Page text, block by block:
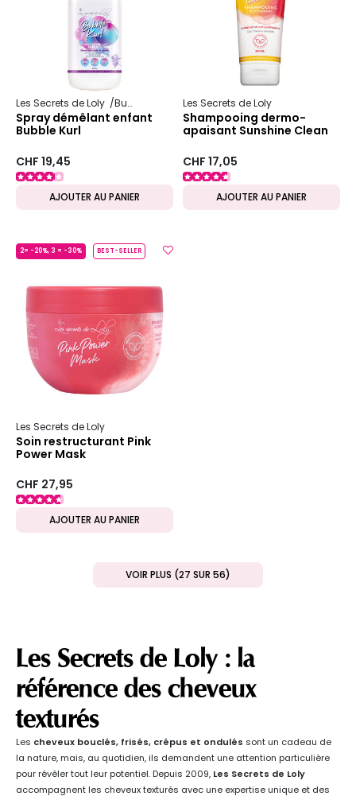
Les Secrets de Loly Bubble
Spray démêlant enfant
Bubble Kurl
CHF 19,45
AJOUTER AU PANIER
Les Secrets de Loly
Shampooing dermo-
apaisant Sunshine Clean
CHF 17,05
AJOUTER AU PANIER
2= -20%, 3 = -30% BEST-SELLER
Les Secrets de Loly
Soin restructurant Pink
Power Mask
CHF 27,95
AJOUTER AU PANIER
VOIR PLUS (27 SUR 56)
Les Secrets de Loly : la
référence des cheveux
texturés
Les cheveux bouclés, frisés, crépus et ondulés sont un cadeau de
la nature, mais, au quotidien, ils demandent une attention particulière
pour révéler tout leur potentiel. Depuis 2009, Les Secrets de Loly
accompagnent les cheveux texturés avec une expertise unique et des